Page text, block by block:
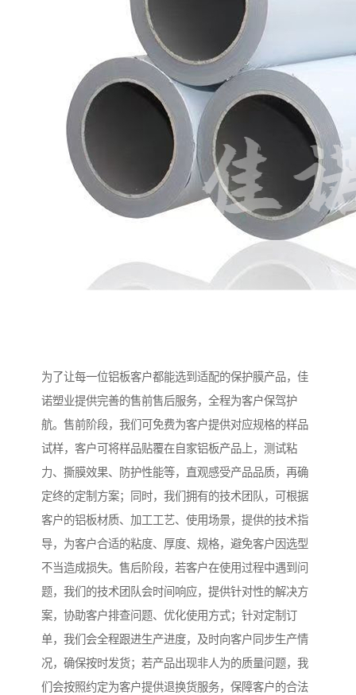
为了让每一位铝板客户都能选到适配的保护膜产品，佳
诺塑业提供完善的售前售后服务，全程为客户保驾护
航。售前阶段，我们可免费为客户提供对应规格的样品
试样，客户可将样品贴覆在自家铝板产品上，测试粘
力、撕膜效果、防护性能等，直观感受产品品质，再确
定终的定制方案；同时，我们拥有的技术团队，可根据
客户的铝板材质、加工工艺、使用场景，提供的技术指
导，为客户合适的粘度、厚度、规格，避免客户因选型
不当造成损失。售后阶段，若客户在使用过程中遇到问
题，我们的技术团队会时间响应，提供针对性的解决方
案，协助客户排查问题、优化使用方式；针对定制订
单，我们会全程跟进生产进度，及时向客户同步生产情
况，确保按时发货；若产品出现非人为的质量问题，我
们会按照约定为客户提供退换货服务，保障客户的合法